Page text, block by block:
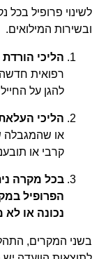
לשינוי פרופיל בכל
ובשירות המילואים.
הליכי הורדת
רפואית
להגן על
הליכי
או שהמגבלה
קרבי או
בכל מקרה
הפרופיל
נכונה או
בשני המקרים,